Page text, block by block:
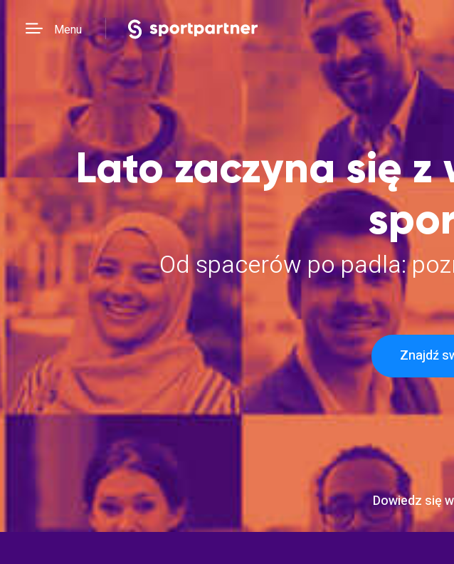
Menu
Lato zaczyna się z
Od spacerów po padla:
Znajdź
Dowiedz się